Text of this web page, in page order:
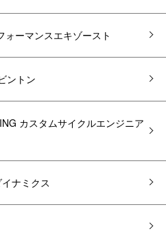
ーマンスエキゾースト
ントン
カスタムサイクルエンジニア
ナミクス